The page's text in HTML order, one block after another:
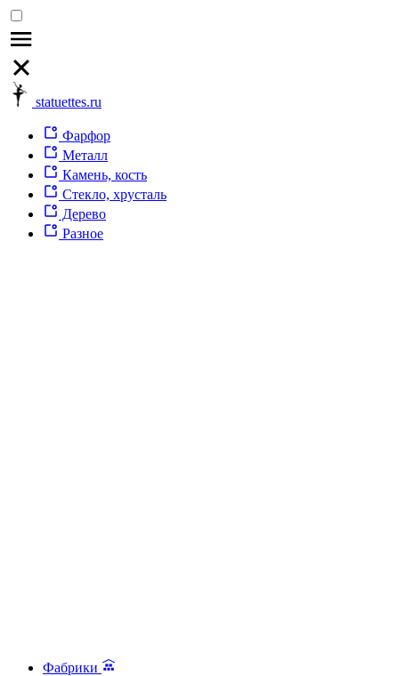
statuettes.ru
Фарфор
Металл
Камень, кость
Стекло, хрусталь
Дерево
Разное
Фабрики